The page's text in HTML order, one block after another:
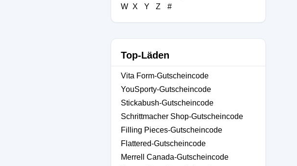
W X Y Z #
Top-Läden
Vita Form-Gutscheincode
YouSporty-Gutscheincode
Stickabush-Gutscheincode
Schrittmacher Shop-Gutscheincode
Filling Pieces-Gutscheincode
Flattered-Gutscheincode
Merrell Canada-Gutscheincode